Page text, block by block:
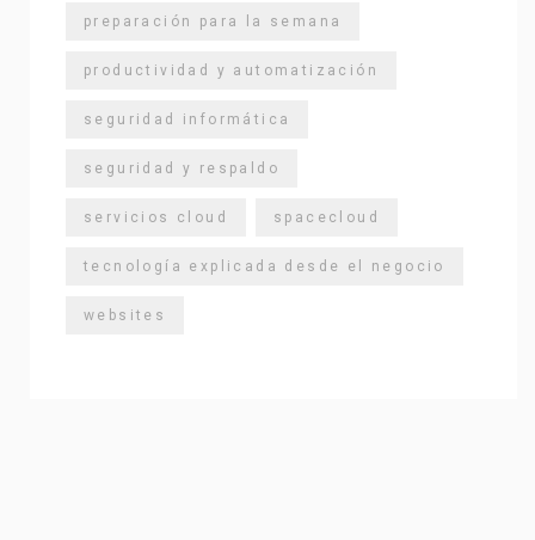
preparación para la semana
productividad y automatización
seguridad informática
seguridad y respaldo
servicios cloud spacecloud
tecnología explicada desde el negocio
websites